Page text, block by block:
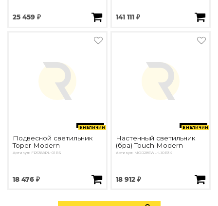
25 459 ₽ 141 111 ₽
в наличии
Подвесной светильник
Toper Modern
Артикул: FR5389PL-01BS
18 476 ₽
в наличии
Настенный светильник
(бра) Touch Modern
Артикул: MOD285WL-L10B3K
18 912 ₽